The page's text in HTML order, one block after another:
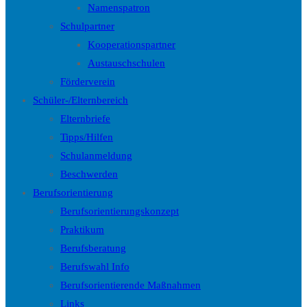
Namenspatron
Schulpartner
Kooperationspartner
Austauschschulen
Förderverein
Schüler-/Elternbereich
Elternbriefe
Tipps/Hilfen
Schulanmeldung
Beschwerden
Berufsorientierung
Berufsorientierungskonzept
Praktikum
Berufsberatung
Berufswahl Info
Berufsorientierende Maßnahmen
Links